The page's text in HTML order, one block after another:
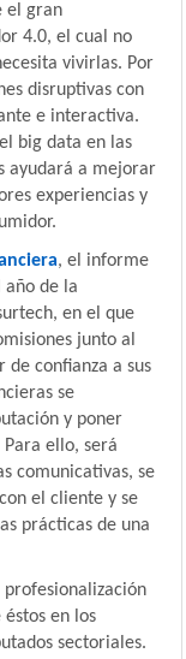
el gran
4.0, el cual no
vivirlas. Por
disruptivas con
e interactiva.
big data en las
ayudará a mejorar
experiencias y
, el informe
año de la
en el que
junto al
de confianza a sus
se
y poner
ello, será
comunicativas, se
el cliente y se
prácticas de una
en los
sectoriales.